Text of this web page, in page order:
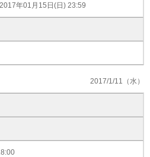
年01月15日(日) 23:59
2017/1/11（水）